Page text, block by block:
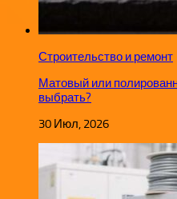
Строительство и ремонт
Матовый или
выбрать?
30 Июл, 2026